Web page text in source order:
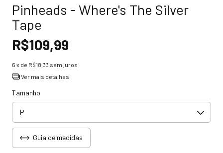
Pinheads - Where's The Silver
Tape
R$109,99
6 x de R$18,33 sem juros
Ver mais detalhes
Tamanho
Guia de medidas